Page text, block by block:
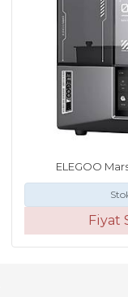
ELEGOO
Fiyat